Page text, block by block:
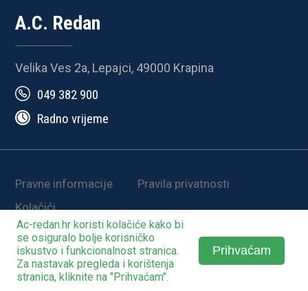
Ac-redan.hr koristi kolačiće kako bi
se osiguralo bolje korisničko
iskustvo i funkcionalnost stranica.
Za nastavak pregleda i korištenja
stranica, kliknite na "Prihvaćam".
Prihvaćam
A.C. Redan
Velika Ves 2a, Lepajci, 49000 Krapina
049 382 900
Radno vrijeme
Pravne informacije
Pravila privatnosti
Kolačići
© 2025-2026. | Development bySTO2